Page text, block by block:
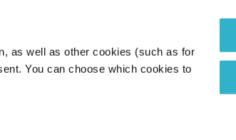
as well as other cookies (such as for
You can choose which cookies to